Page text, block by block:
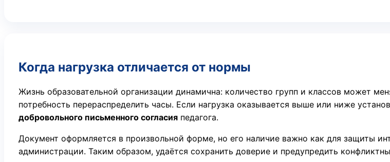
Когда нагрузка отличается от нормы
Жизнь образовательной организации динамична: количество групп и классов может
потребность перераспределить часы. Если нагрузка оказывается выше или ниже
добровольного письменного согласия педагога.
Документ оформляется в произвольной форме, но его наличие важно как для защиты
администрации. Таким образом, удаётся сохранить доверие и предупредить